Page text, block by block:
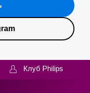
Клуб Philips